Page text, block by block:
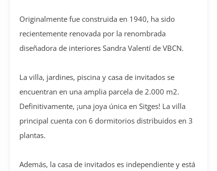
Originalmente fue construida en 1940, ha sido
recientemente renovada por la renombrada
diseñadora de interiores Sandra Valentí de VBCN.
La villa, jardines, piscina y casa de invitados se
encuentran en una amplia parcela de 2.000 m2.
Definitivamente, ¡una joya única en Sitges! La villa
principal cuenta con 6 dormitorios distribuidos en 3
plantas.
Además, la casa de invitados es independiente y está